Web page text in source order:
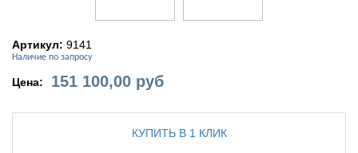
Артикул: 9141
Наличие по запросу
Цена: 151 100,00 руб
КУПИТЬ В 1 КЛИК